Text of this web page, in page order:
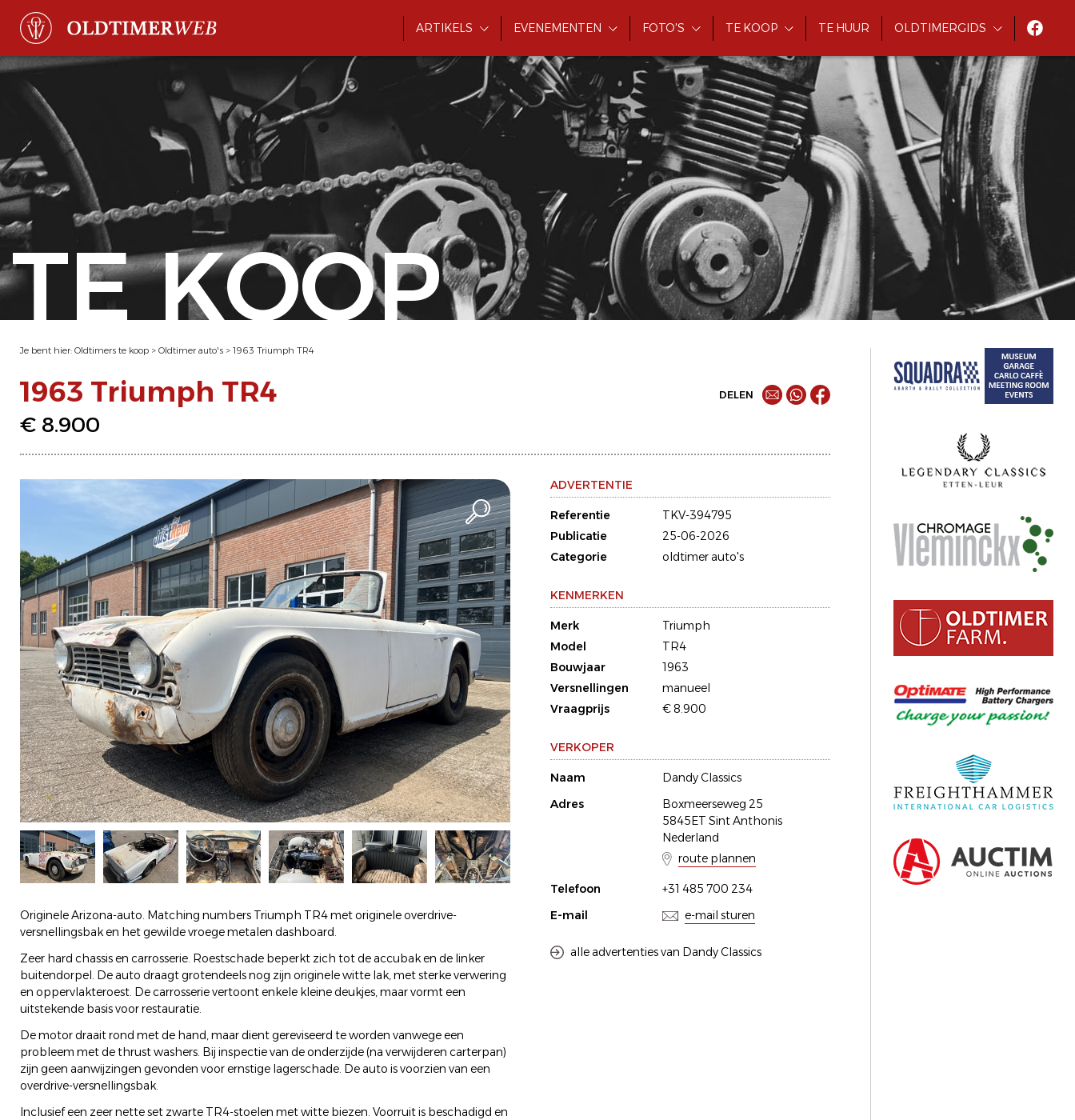
ARTIKELS EVENEMENTEN FOTO'S TE KOOP TE HUUR OLDTIMERGIDS
TE KOOP
Je bent hier: Oldtimers te koop > Oldtimer auto's > 1963 Triumph TR4
1963 Triumph TR4
€ 8.900
DELEN
Originele Arizona-auto. Matching numbers Triumph TR4 met originele overdrive-
versnellingsbak en het gewilde vroege metalen dashboard.
Zeer hard chassis en carrosserie. Roestschade beperkt zich tot de accubak en de linker
buitendorpel. De auto draagt grotendeels nog zijn originele witte lak, met sterke verwering
en oppervlakteroest. De carrosserie vertoont enkele kleine deukjes, maar vormt een
uitstekende basis voor restauratie.
De motor draait rond met de hand, maar dient gereviseerd te worden vanwege een
probleem met de thrust washers. Bij inspectie van de onderzijde (na verwijderen carterpan)
zijn geen aanwijzingen gevonden voor ernstige lagerschade. De auto is voorzien van een
overdrive-versnellingsbak.
Inclusief een zeer nette set zwarte TR4-stoelen met witte biezen. Voorruit is beschadigd en
ADVERTENTIE
Referentie
TKV-394795
Publicatie
25-06-2026
Categorie
oldtimer auto's
KENMERKEN
Merk
Triumph
Model
TR4
Bouwjaar
1963
Versnellingen
manueel
Vraagprijs
€ 8.900
VERKOPER
Naam
Dandy Classics
Adres
Boxmeerseweg 25
5845ET Sint Anthonis
Nederland
route plannen
Telefoon
+31 485 700 234
E-mail
e-mail sturen
alle advertenties van Dandy Classics